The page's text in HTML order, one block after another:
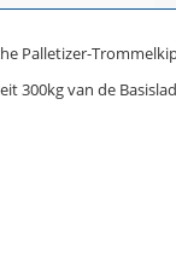
Palletizer-
300kg van de